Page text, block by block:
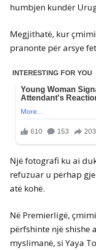
humbjen kundër
Megjithatë, kur
pranonte për arsye
Një fotografi ku ai
refuzuar u përhap
atë kohë.
Në Premierligë,
përfshinte një shishe
myslimanë, si Yaya